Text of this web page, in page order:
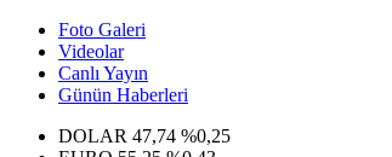
Foto Galeri
Videolar
Canlı Yayın
Günün Haberleri
DOLAR 47,74 %0,25